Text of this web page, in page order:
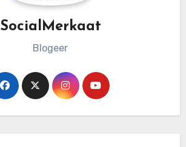
SocialMerkaat
Blogeer